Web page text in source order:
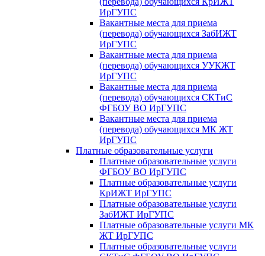
ИрГУПС
Вакантные места для приема
(перевода) обучающихся ЗабИЖТ
ИрГУПС
Вакантные места для приема
(перевода) обучающихся УУКЖТ
ИрГУПС
Вакантные места для приема
(перевода) обучающихся СКТиС
ФГБОУ ВО ИрГУПС
Вакантные места для приема
(перевода) обучающихся МК ЖТ
ИрГУПС
Платные образовательные услуги
Платные образовательные услуги
ФГБОУ ВО ИрГУПС
Платные образовательные услуги
КрИЖТ ИрГУПС
Платные образовательные услуги
ЗабИЖТ ИрГУПС
Платные образовательные услуги МК
ЖТ ИрГУПС
Платные образовательные услуги